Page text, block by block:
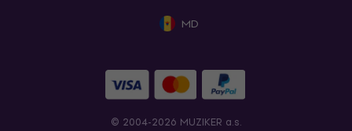
MD
© 2004-2026 MUZIKER a.s.